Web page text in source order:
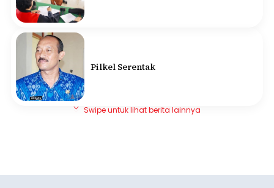
Pilkel Serentak
Swipe untuk lihat berita lainnya